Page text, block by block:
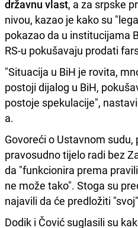
državnu vlast, a za srpske
nivou, kazao je kako su
pokazao da u institucijama
RS-u pokušavaju prodati
"Situacija u BiH je rovita,
postoji dijalog u BiH,
postoje spekulacije",
a.
Govoreći o Ustavnom
pravosudno tijelo radi bez
da "funkcionira prema
ne može tako". Stoga su
najavili da će predložiti
Dodik i Čović suglasili su